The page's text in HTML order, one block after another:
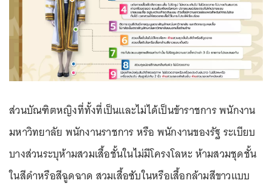
ส่วนบัณฑิตหญิงที่ทั้งที่เป็นและไม่ได้เป็นข้าราชการ พนักงาน
มหาวิทยาลัย พนักงานราชการ หรือ พนักงานของรัฐ ระเบียบ
บางส่วนระบุห้ามสวมเสื้อชั้นในไม่มีโครงโลหะ ห้ามสวมชุดชั้น
ในสีดำหรือสีฉูดฉาด สวมเสื้อซับในหรือเสื้อกล้ามสีขาวแบบ